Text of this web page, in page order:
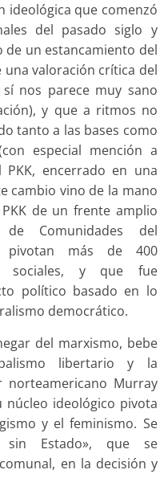
ideológica que comenzó
del pasado siglo y
un estancamiento del
una valoración crítica del
nos parece muy sano
y que a ritmos no
tanto a las bases como
especial mención a
encerrado en una
cambio vino de la mano
de un frente amplio
de Comunidades del
pivotan más de 400
sociales, y que fue
político basado en lo
democrático.
del marxismo, bebe
libertario y la
norteamericano Murray
núcleo ideológico pivota
y el feminismo. Se
sin Estado», que se
en la decisión y